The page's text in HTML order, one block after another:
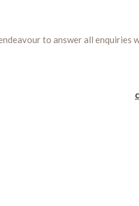
to answer all enquiries